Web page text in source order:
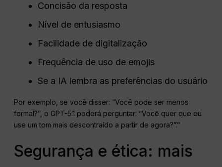
Concisão da resposta
Nível de entusiasmo
Facilidade de digitalização
Frequência de uso de emojis
Se a IA lembra as preferências do usuário
Por exemplo, se você disser: “Você pode ser menos
formal?”, o GPT-5.1 poderá perguntar: “Você quer que eu
use um tom mais descontraído a partir de agora?”.”
Segurança e ética: mais